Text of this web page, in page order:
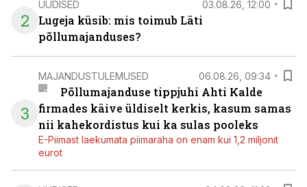
2
UUDISED 03.08.26, 12:00
Lugeja küsib: mis toimub Läti
põllumajanduses?
3
MAJANDUSTULEMUSED 06.08.26, 09:34
Põllumajanduse tippjuhi Ahti Kalde
firmades käive üldiselt kerkis, kasum samas
nii kahekordistus kui ka sulas pooleks
E-Piimast laekumata piimaraha on enam kui 1,2 miljonit
eurot